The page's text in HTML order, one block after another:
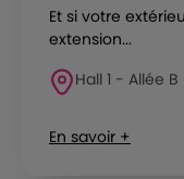
Et si votre
extension...
Hall 1 - Allée
En savoir +